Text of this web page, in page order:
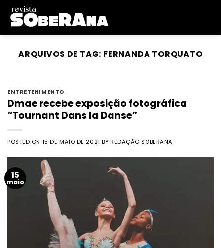
Skip
content
ARQUIVOS DE TAG: FERNANDA TORQUATO
ENTRETENIMENTO
Dmae recebe exposição fotográfica
“Tournant Dans la Danse”
POSTED ON 15 DE MAIO DE 2021 BY REDAÇÃO SOBERANA
15
maio